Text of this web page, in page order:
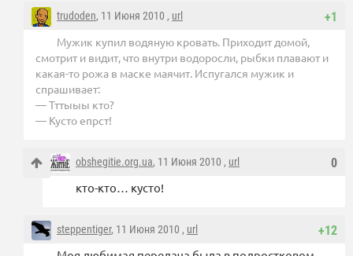
+1
trudoden, 11 Июня 2010 , url
Мужик купил водяную кровать. Приходит домой,
смотрит и видит, что внутри водоросли, рыбки плавают и
какая-то рожа в маске маячит. Испугался мужик и
спрашивает:
— Тттыыы кто?
— Кусто епрст!
0
obshegitie.org.ua, 11 Июня 2010 , url
кто-кто… кусто!
+12
steppentiger, 11 Июня 2010 , url